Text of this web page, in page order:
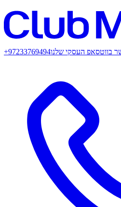
+97233769494בווטסאפ העסקי שלנו